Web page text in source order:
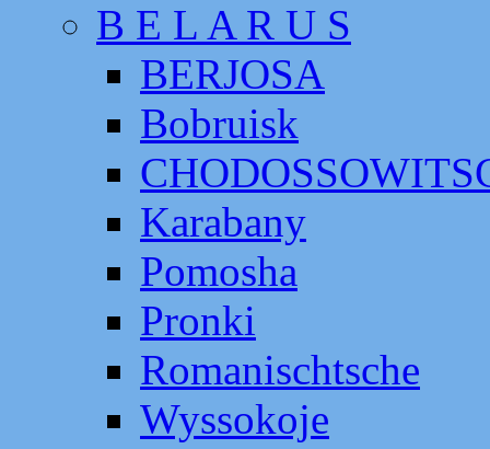
B E L A R U S
BERJOSA
Bobruisk
Karabany
Pomosha
Pronki
Romanischtsche
Wyssokoje